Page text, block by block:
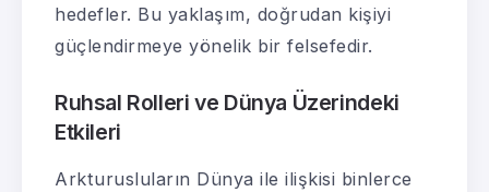
hedefler. Bu yaklaşım, doğrudan kişiyi
güçlendirmeye yönelik bir felsefedir.
Ruhsal Rolleri ve Dünya Üzerindeki
Etkileri
Arkturusluların Dünya ile ilişkisi binlerce